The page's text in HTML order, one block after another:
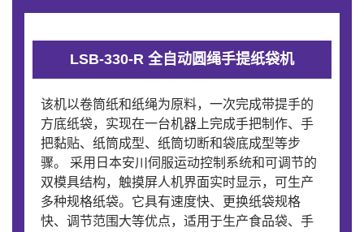
LSB-330-R 全自动圆绳手提纸袋机
该机以卷筒纸和纸绳为原料，一次完成带提手的
方底纸袋，实现在一台机器上完成手把制作、手
把黏贴、纸筒成型、纸筒切断和袋底成型等步
骤。 采用日本安川伺服运动控制系统和可调节的
双模具结构，触摸屏人机界面实时显示，可生产
多种规格纸袋。它具有速度快、更换纸袋规格
快、调节范围大等优点，适用于生产食品袋、手